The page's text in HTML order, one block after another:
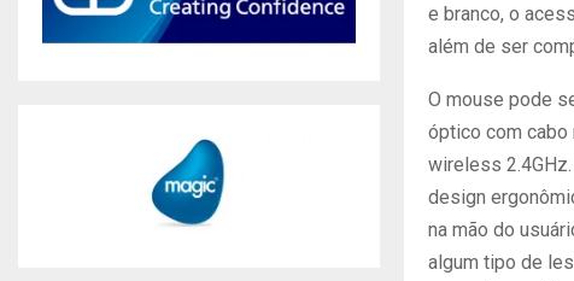
e branco, o
além de ser
O mouse pode
óptico com cabo
wireless
design
na mão do
algum tipo de